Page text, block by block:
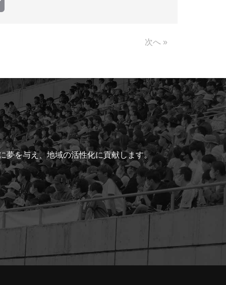
次へ »
夢を与え、地域の活性化に貢献します。